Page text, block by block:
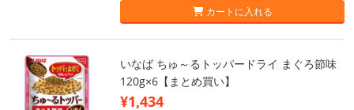
カートに入れる
いなば ちゅ～るトッパードライ まぐろ節味
120g×6【まとめ買い】
¥1,434